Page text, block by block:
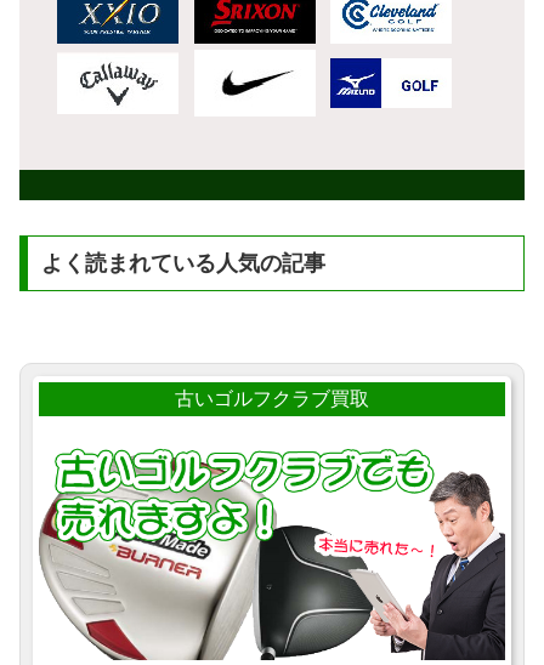
よく読まれている人気の記事
古いゴルフクラブ買取